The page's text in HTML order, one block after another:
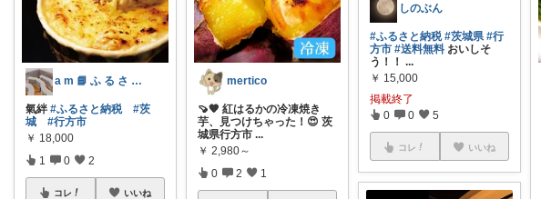
a m 📘 ふ る さ と 納 税 本
氣絆 #ふるさと納税
#茨
城
#行方市
￥ 18,000
1 0 2
コレ いいね
mertico
🍠🧡 紅はるかの冷凍焼き
芋、見つけちゃった！😍 茨
城県行方市 ...
￥ 2,980～
0 2 1
しのぶん
#ふるさと納税 #茨城県 #行
方市 #送料無料 おいしそ
う！！ ...
￥ 15,000
掲載終了
0 0 5
コレ いいね